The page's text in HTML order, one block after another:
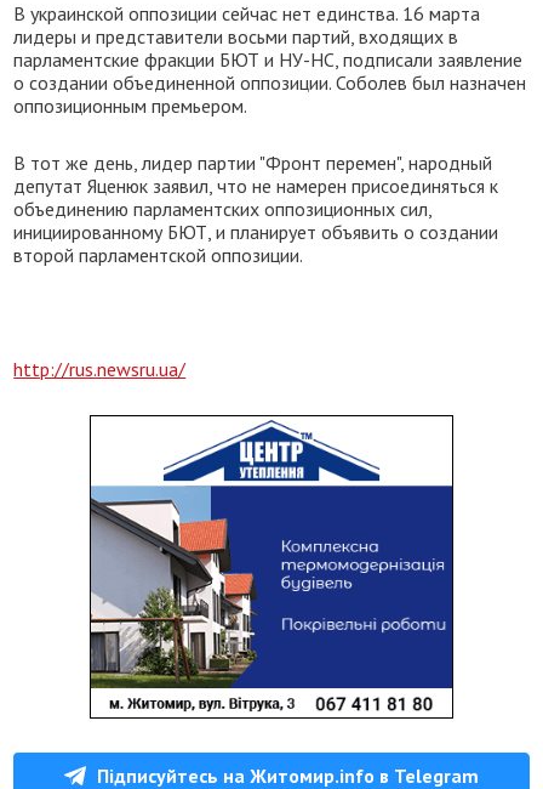
В украинской оппозиции сейчас нет единства. 16 марта
лидеры и представители восьми партий, входящих в
парламентские фракции БЮТ и НУ-НС, подписали заявление
о создании объединенной оппозиции. Соболев был назначен
оппозиционным премьером.
В тот же день, лидер партии "Фронт перемен", народный
депутат Яценюк заявил, что не намерен присоединяться к
объединению парламентских оппозиционных сил,
инициированному БЮТ, и планирует объявить о создании
второй парламентской оппозиции.
http://rus.newsru.ua/
Підписуйтесь на Житомир.info в Telegram